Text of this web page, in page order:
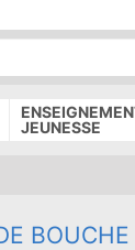
JEUNESSE
BOUCHE